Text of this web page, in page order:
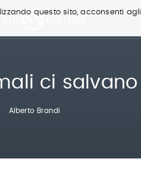
questo sito, acconsenti
ci salvano
Alberto Brandi